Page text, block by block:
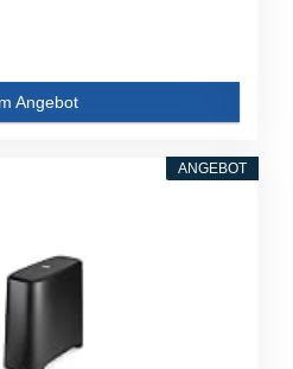
Angebot
ANGEBOT